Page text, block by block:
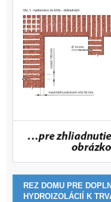
REZ DOMU PRE
HYDROIZOLÁCIÍ K